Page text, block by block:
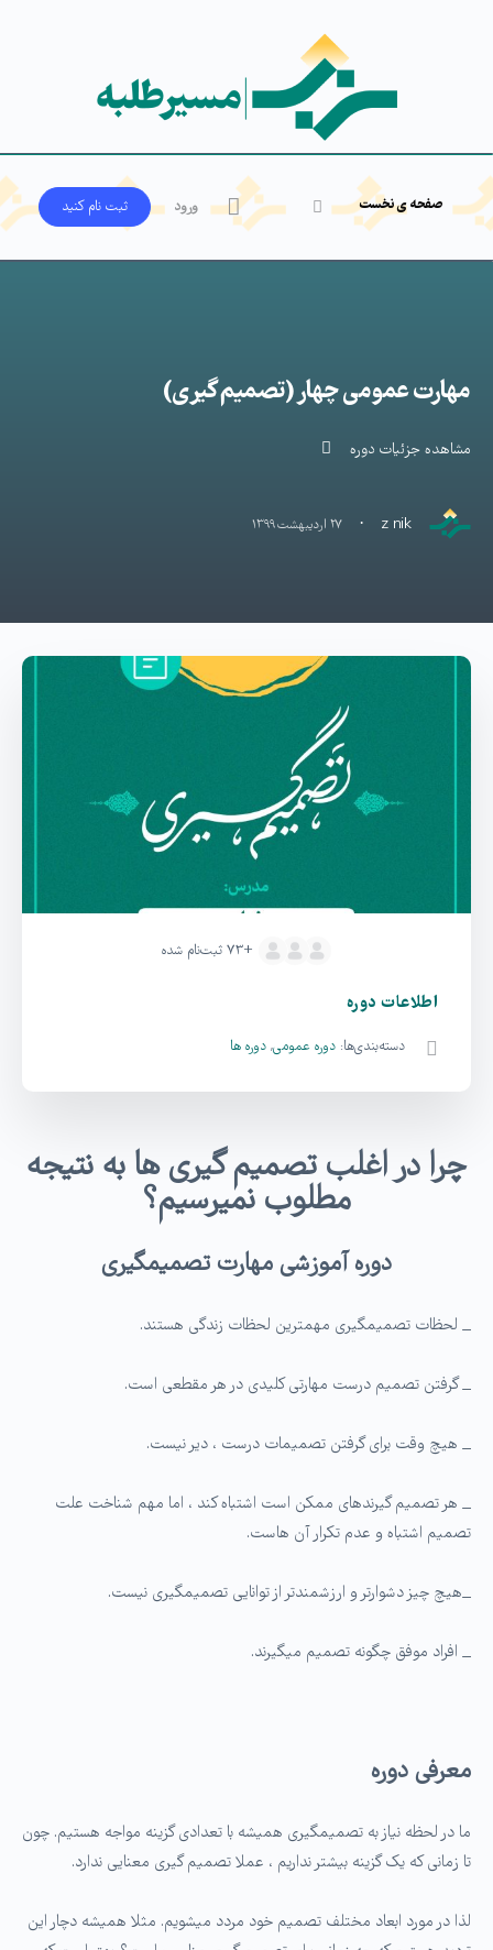
صفحه ی نخست ورود ثبت‌ نام کنید
مهارت عمومی چهار (تصمیم گیری)
مشاهده جزئیات دوره
z nik
· ۲۷ اردیبهشت ۱۳۹۹
چرا در اغلب تصمیم­ گیری­ ها به نتیجه
مطلوب نمیرسیم؟
دوره آموزشی مهارت تصمیم­گیری
_ لحظات تصمیم­گیری مهم­ترین لحظات زندگی هستند.
_ گرفتن تصمیم درست مهارتی کلیدی در هر مقطعی است.
_ هیچ وقت برای گرفتن تصمیمات درست ، دیر نیست.
_ هر تصمیم گیرنده­ای ممکن است اشتباه کند ، اما مهم شناخت علت
تصمیم اشتباه و عدم تکرار آن هاست.
_هیچ چیز دشوارتر و ارزشمندتر از توانایی تصمیم­گیری نیست.
_ افراد موفق چگونه تصمیم می­گیرند.
معرفی دوره
ما در لحظه نیاز به تصمیم­گیری همیشه با تعدادی گزینه مواجه هستیم. چون
تا زمانی که یک گزینه بیشتر نداریم ، عملا تصمیم گیری معنایی ندارد.
لذا در مورد ابعاد مختلف تصمیم خود مردد می­شویم. مثلا همیشه دچار این
+۷۳ ثبت‌نام شده
اطلاعات دوره
دسته‌بندی‌ها: دوره عمومی, دوره ها